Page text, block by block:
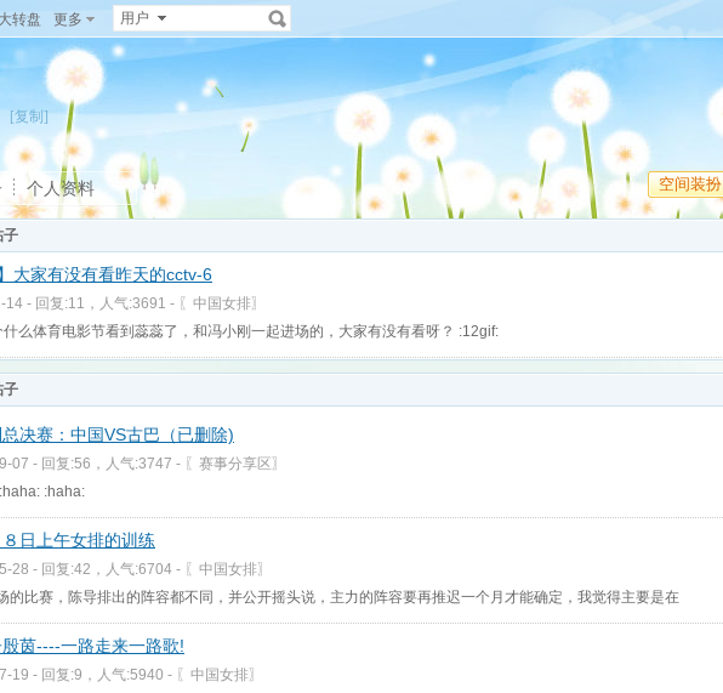
转盘 更多 用户
[复制]
空间装扮
个人资料
子
】大家有没有看昨天的cctv-6
14 - 回复:11，人气:3691 - 〖中国女排〗
什么体育电影节看到蕊蕊了，和冯小刚一起进场的，大家有没有看呀？ :12gif:
子
决赛：中国VS古巴（已删除)
07 - 回复:56，人气:3747 - 〖赛事分享区〗
:haha:
８日上午女排的训练
28 - 回复:42，人气:6704 - 〖中国女排〗
的比赛，陈导排出的阵容都不同，并公开摇头说，主力的阵容要再推迟一个月才能确定，我觉得主要是在
茵----一路走来一路歌!
19 - 回复:9，人气:5940 - 〖中国女排〗